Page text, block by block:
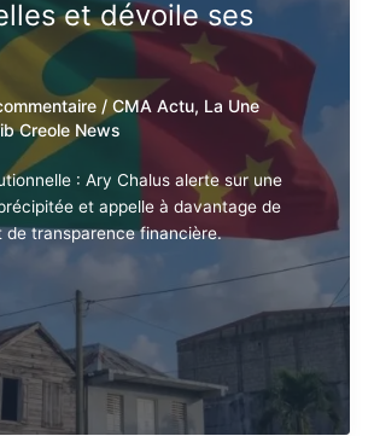
personnelles et
soutiens
/ CMA Actu, La
Creole News
: Ary Chalus alerte sur une
et appelle à davantage de
transparence financière.